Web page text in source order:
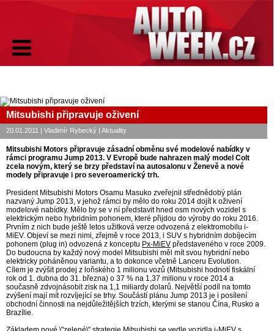
Mitsubishi připravuje oživení
20.01.2011 | Vladimír Rybecký | Aktuality
Mitsubishi Motors připravuje zásadní obměnu své modelové nabídky v
rámci programu Jump 2013. V Evropě bude nahrazen malý model Colt
zcela novým, který se brzy představí na autosalonu v Ženevě a nové
modely připravuje i pro severoamerický trh.
President Mitsubishi Motors Osamu Masuko zveřejnil střednědobý plán
nazvaný Jump 2013, v jehož rámci by mělo do roku 2014 dojít k oživení
modelové nabídky. Mělo by se v ní představit hned osm nových vozidel s
elektrickým nebo hybridním pohonem, které přijdou do výroby do roku 2016.
Prvním z nich bude ještě letos užitková verze odvozená z elektromobilu i-
MiEV. Objeví se mezi nimi, zřejmě v roce 2013, i SUV s hybridním dobíjecím
pohonem (plug in) odvozená z konceptu Px-MiEV představeného v roce 2009.
Do budoucna by každý nový model Mitsubishi měl mít svou hybridní nebo
elektricky poháněnou variantu, a to dokonce včetně Lanceru Evolution.
Cílem je zvýšit prodej z loňského 1 milionu vozů (Mitsubishi hodnotí fiskální
rok od 1. dubna do 31. března) o 37 % na 1,37 milionu v roce 2014 a
současně zdvojnásobit zisk na 1,1 miliardy dolarů. Největší podíl na tomto
zvýšení mají mít rozvíjející se trhy. Součástí plánu Jump 2013 je i posílení
obchodní činnosti na nejdůležitějších trzích, kterými se stanou Čína, Rusko a
Brazílie.